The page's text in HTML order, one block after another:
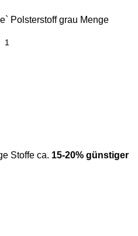
Polsterstoff grau Menge
Stoffe ca. 15-20% günstiger